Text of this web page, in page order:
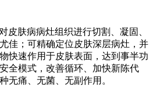
皮肤病病灶组织进行切割、凝固、
佳；可精确定位皮肤深层病灶，并
快速作用于皮肤表面，达到事半功
全模式，改善循环、加快新陈代
无痛、无菌、无副作用。